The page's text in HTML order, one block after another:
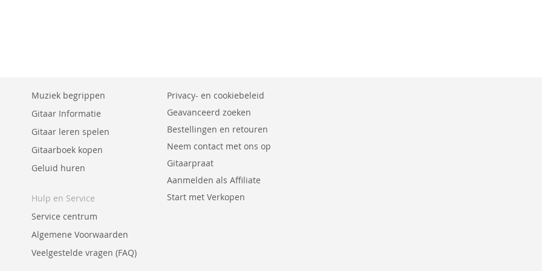
Muziek begrippen
Gitaar Informatie
Gitaar leren spelen
Gitaarboek kopen
Geluid huren
Hulp en Service
Service centrum
Algemene Voorwaarden
Veelgestelde vragen (FAQ)
Privacy- en cookiebeleid
Geavanceerd zoeken
Bestellingen en retouren
Neem contact met ons op
Gitaarpraat
Aanmelden als Affiliate
Start met Verkopen